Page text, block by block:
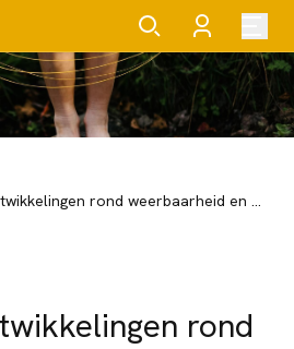
BK volgt ontwikkelingen rond weerbaarheid en crisisvoorbereiding: nieuwe handreikingen PO-Raad online
rond